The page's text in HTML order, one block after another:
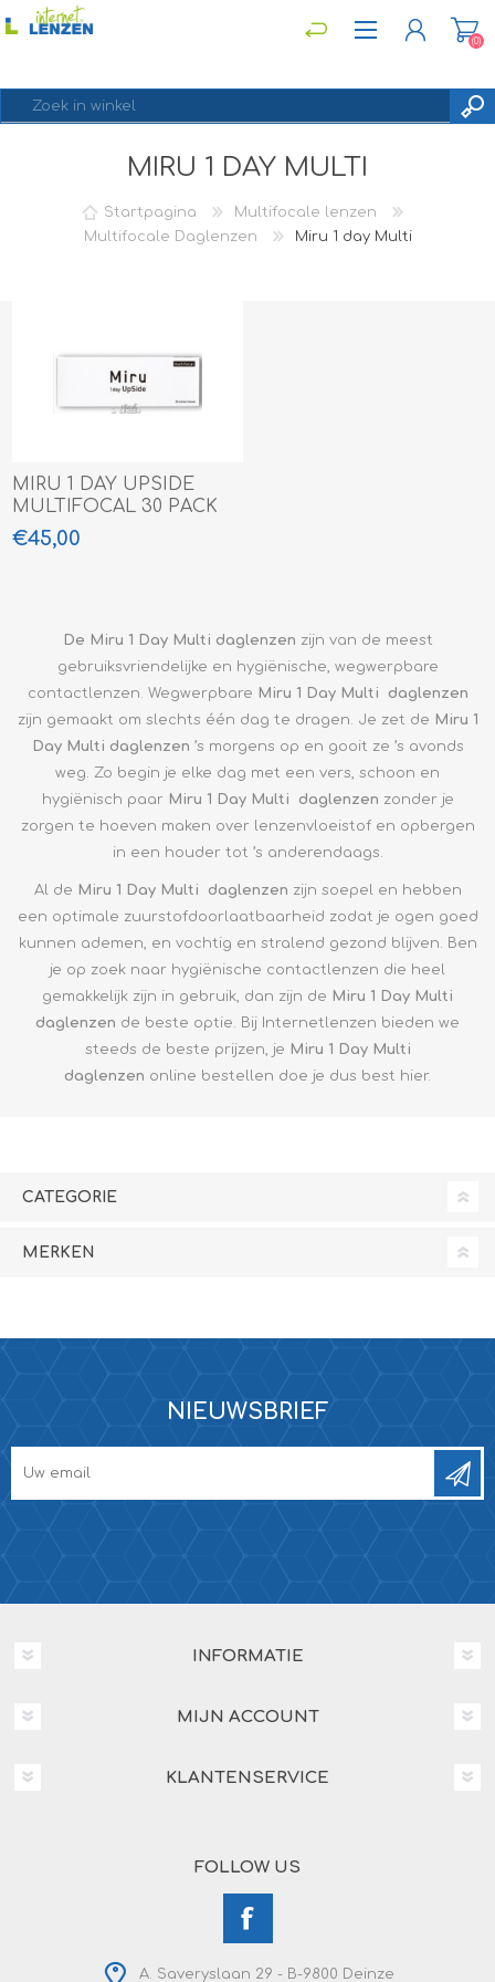
REGISTREREN
INLOGGEN
(0)
MIRU 1 DAY MULTI
Startpagina
Multifocale lenzen
Multifocale Daglenzen
Miru 1 day Multi
MIRU 1 DAY UPSIDE
MULTIFOCAL 30 PACK
€45,00
De Miru 1 Day Multi daglenzen zijn van de meest
gebruiksvriendelijke en hygiënische, wegwerpbare
contactlenzen. Wegwerpbare Miru 1 Day Multi
daglenzen
zijn gemaakt om slechts één dag te dragen. Je zet de Miru 1
Day Multi daglenzen ’s morgens op en gooit ze ’s avonds
weg. Zo begin je elke dag met een vers, schoon en
hygiënisch paar Miru 1 Day Multi daglenzen zonder je
zorgen te hoeven maken over lenzenvloeistof en opbergen
in een houder tot ’s anderendaags.
Al de Miru 1 Day Multi daglenzen zijn soepel en hebben
een optimale zuurstofdoorlaatbaarheid zodat je ogen goed
kunnen ademen, en vochtig en stralend gezond blijven. Ben
je op zoek naar hygiënische contactlenzen die heel
gemakkelijk zijn in gebruik, dan zijn de Miru 1 Day Multi
daglenzen de beste optie. Bij Internetlenzen bieden we
steeds de beste prijzen, je Miru 1 Day Multi
daglenzen online bestellen doe je dus best hier.
CATEGORIE
MERKEN
NIEUWSBRIEF
INFORMATIE
MIJN ACCOUNT
KLANTENSERVICE
FOLLOW US
A. Saveryslaan 29 - B-9800 Deinze